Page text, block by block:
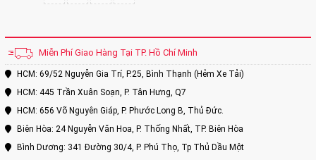
Miễn Phí Giao Hàng Tại TP. Hồ Chí Minh
HCM: 69/52 Nguyễn Gia Trí, P.25, Bình Thạnh (Hẻm Xe Tải)
HCM: 445 Trần Xuân Soạn, P. Tân Hưng, Q7
HCM: 656 Võ Nguyên Giáp, P. Phước Long B, Thủ Đức.
Biên Hòa: 24 Nguyễn Văn Hoa, P. Thống Nhất, TP. Biên Hòa
Bình Dương: 341 Đường 30/4, P. Phú Thọ, Tp Thủ Dầu Một